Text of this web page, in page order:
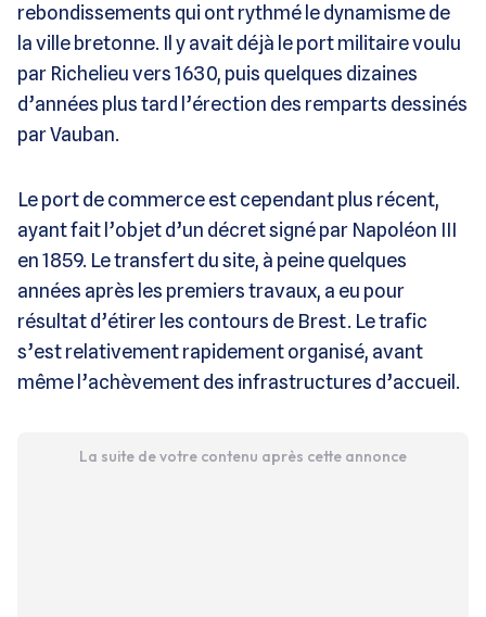
rebondissements qui ont rythmé le dynamisme de
la ville bretonne. Il y avait déjà le port militaire voulu
par Richelieu vers 1630, puis quelques dizaines
d’années plus tard l’érection des remparts dessinés
par Vauban.
Le port de commerce est cependant plus récent,
ayant fait l’objet d’un décret signé par Napoléon III
en 1859. Le transfert du site, à peine quelques
années après les premiers travaux, a eu pour
résultat d’étirer les contours de Brest. Le trafic
s’est relativement rapidement organisé, avant
même l’achèvement des infrastructures d’accueil.
La suite de votre contenu après cette annonce